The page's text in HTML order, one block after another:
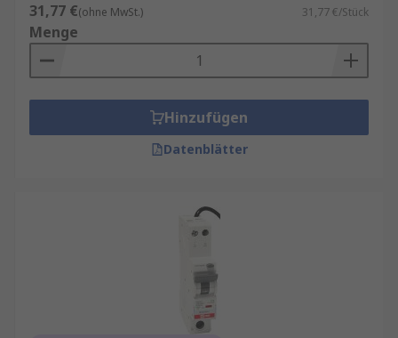
31,77 €(ohne MwSt.) 31,77 €/Stück
Menge
Hinzufügen
Datenblätter